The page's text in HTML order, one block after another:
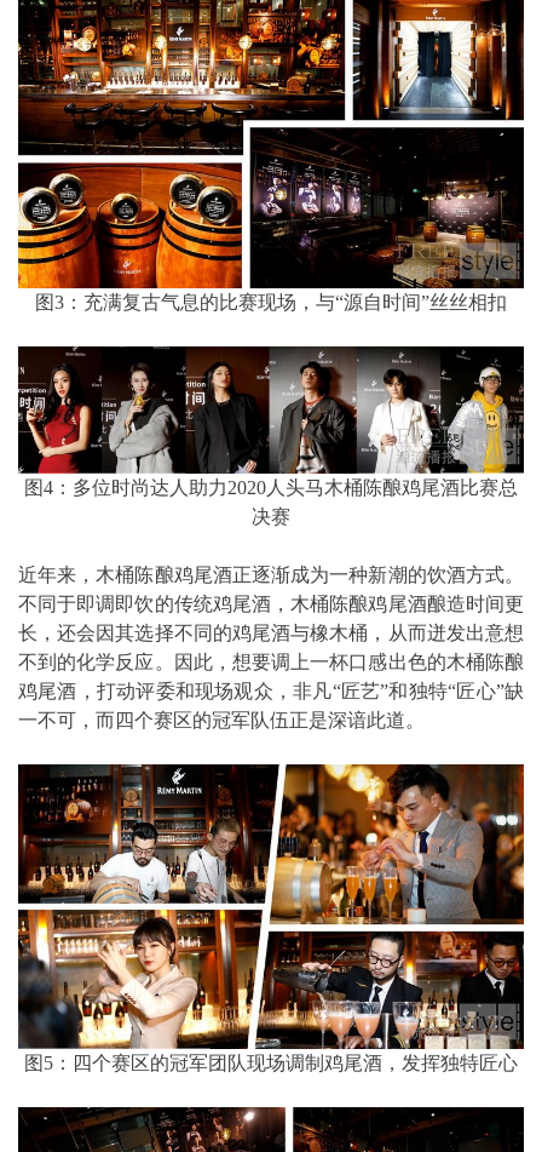
图3：充满复古气息的比赛现场，与“源自时间”丝丝相扣
图4：多位时尚达人助力2020人头马木桶陈酿鸡尾酒比赛总
决赛
近年来，木桶陈酿鸡尾酒正逐渐成为一种新潮的饮酒方式。
不同于即调即饮的传统鸡尾酒，木桶陈酿鸡尾酒酿造时间更
长，还会因其选择不同的鸡尾酒与橡木桶，从而迸发出意想
不到的化学反应。因此，想要调上一杯口感出色的木桶陈酿
鸡尾酒，打动评委和现场观众，非凡“匠艺”和独特“匠心”缺
一不可，而四个赛区的冠军队伍正是深谙此道。
图5：四个赛区的冠军团队现场调制鸡尾酒，发挥独特匠心